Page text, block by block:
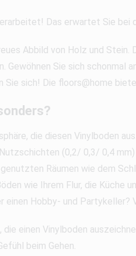
Das erwartet Sie bei
Abbild von Holz und
Gewöhnen Sie sich schonmal
sich! Die floors@home
die diesen Vinylboden
(0,2/ 0,3/ 0,4
Räumen wie dem
wie Ihrem Flur, die Küche
Hobby- und
einen Vinylboden
beim Gehen.